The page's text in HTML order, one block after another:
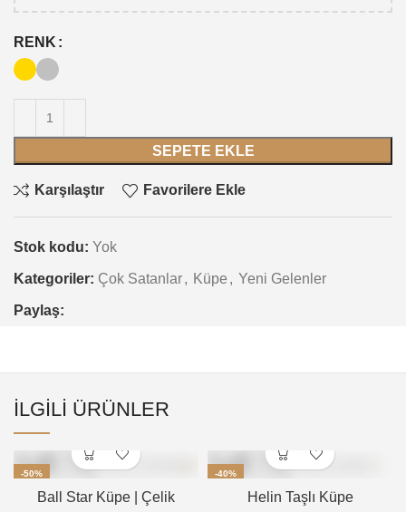
RENK
SEPETE EKLE
Karşılaştır Favorilere Ekle
Stok kodu: Yok
Kategoriler: Çok Satanlar, Küpe , Yeni Gelenler
Paylaş:
İLGILI ÜRÜNLER
-50%
Ball Star Küpe | Çelik
-40%
Helin Taşlı Küpe